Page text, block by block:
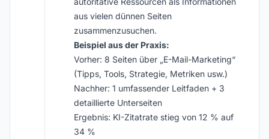
aus vielen dünnen Seiten
zusammenzusuchen.
Beispiel aus der Praxis:
Vorher: 8 Seiten über „E-Mail-Marketing“
(Tipps, Tools, Strategie, Metriken usw.)
Nachher: 1 umfassender Leitfaden + 3
detaillierte Unterseiten
Ergebnis: KI-Zitatrate stieg von 12 % auf
34 %